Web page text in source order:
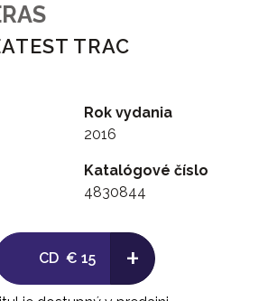
TRAC
Rok vydania
2016
Katalógové číslo
4830844
CD € 15 +